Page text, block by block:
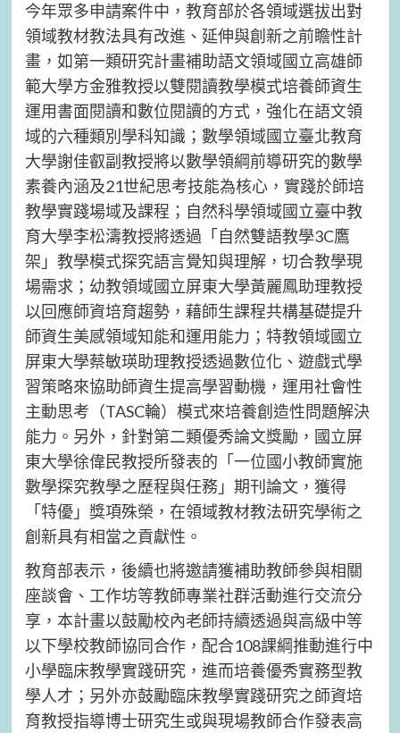
今年眾多申請案件中，教育部於各領域選拔出對
領域教材教法具有改進、延伸與創新之前瞻性計
畫，如第一類研究計畫補助語文領域國立高雄師
範大學方金雅教授以雙閱讀教學模式培養師資生
運用書面閱讀和數位閱讀的方式，強化在語文領
域的六種類別學科知識；數學領域國立臺北教育
大學謝佳叡副教授將以數學領綱前導研究的數學
素養內涵及21世紀思考技能為核心，實踐於師培
教學實踐場域及課程；自然科學領域國立臺中教
育大學李松濤教授將透過「自然雙語教學3C鷹
架」教學模式探究語言覺知與理解，切合教學現
場需求；幼教領域國立屏東大學黃麗鳳助理教授
以回應師資培育趨勢，藉師生課程共構基礎提升
師資生美感領域知能和運用能力；特教領域國立
屏東大學蔡敏瑛助理教授透過數位化、遊戲式學
習策略來協助師資生提高學習動機，運用社會性
主動思考（TASC輪）模式來培養創造性問題解決
能力。另外，針對第二類優秀論文獎勵，國立屏
東大學徐偉民教授所發表的「一位國小教師實施
數學探究教學之歷程與任務」期刊論文，獲得
「特優」獎項殊榮，在領域教材教法研究學術之
創新具有相當之貢獻性。
教育部表示，後續也將邀請獲補助教師參與相關
座談會、工作坊等教師專業社群活動進行交流分
享，本計畫以鼓勵校內老師持續透過與高級中等
以下學校教師協同合作，配合108課綱推動進行中
小學臨床教學實踐研究，進而培養優秀實務型教
學人才；另外亦鼓勵臨床教學實踐研究之師資培
育教授指導博士研究生或與現場教師合作發表高